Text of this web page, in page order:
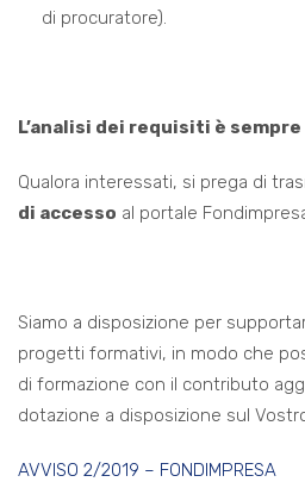
di procuratore).
L’analisi dei requisiti è
Qualora interessati, si prega di
di accesso al portale
Siamo a disposizione per
progetti formativi, in modo che
di formazione con il contributo
dotazione a disposizione sul
AVVISO 2/2019 – FONDIMPRESA